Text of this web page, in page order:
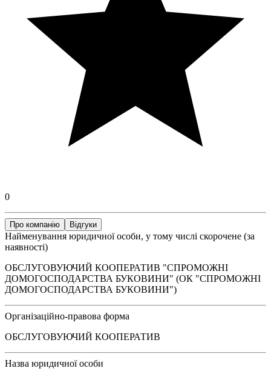
0
Про компанію Відгуки
Найменування юридичної особи, у тому числі скорочене (за
наявності)
ОБСЛУГОВУЮЧИЙ КООПЕРАТИВ "СПРОМОЖНІ
ДОМОГОСПОДАРСТВА БУКОВИНИ" (ОК "СПРОМОЖНІ
ДОМОГОСПОДАРСТВА БУКОВИНИ")
Організаційно-правова форма
ОБСЛУГОВУЮЧИЙ КООПЕРАТИВ
Назва юридичної особи